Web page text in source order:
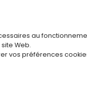
au
Web.
vos préférences